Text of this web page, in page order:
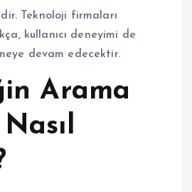
Teknoloji firmaları
kullanıcı deneyimi de
devam edecektir.
Arama